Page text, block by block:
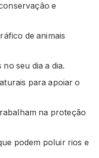
e
de animais
seu dia a dia.
para apoiar o
na proteção
podem poluir rios e